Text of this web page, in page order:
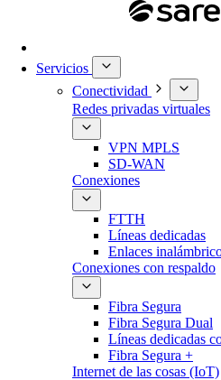
Servicios
Conectividad
Redes privadas virtuales
VPN MPLS
SD-WAN
Conexiones
FTTH
Líneas dedicadas
Enlaces
Conexiones con respaldo
Fibra Segura
Fibra Segura Dual
Líneas dedicadas
Fibra Segura +
Internet de las cosas (IoT)